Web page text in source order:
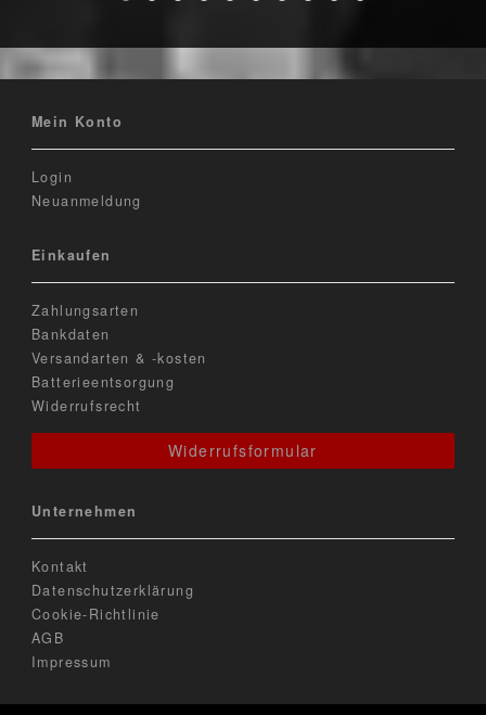
Mein Konto
Login
Neuanmeldung
Einkaufen
Zahlungsarten
Bankdaten
Versandarten & -kosten
Batterieentsorgung
Widerrufsrecht
Widerrufsformular
Unternehmen
Kontakt
Datenschutzerklärung
Cookie-Richtlinie
AGB
Impressum